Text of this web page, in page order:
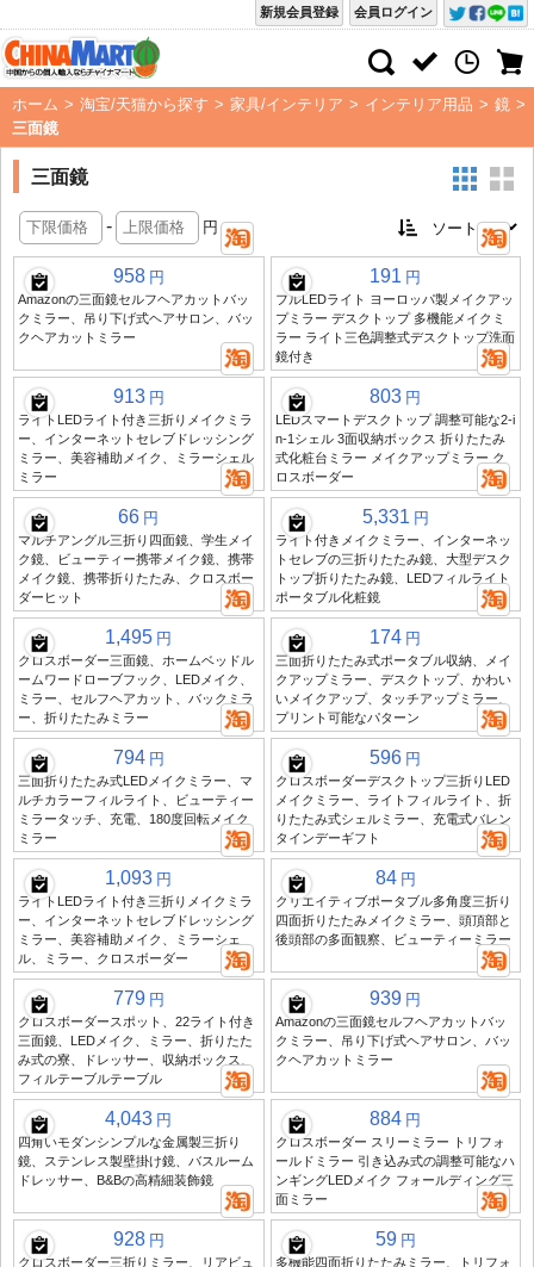
会員ログイン
新規会員登録
ホーム > 淘宝/天猫から探す > 家具/インテリア > インテリア用品 > 鏡 >
三面鏡
三面鏡
- 円
958 円
Amazonの三面鏡セルフヘアカットバッ
クミラー、吊り下げ式ヘアサロン、バッ
クヘアカットミラー
191 円
フルLEDライト ヨーロッパ製メイクアッ
プミラー デスクトップ 多機能メイクミ
ラー ライト三色調整式デスクトップ洗面
鏡付き
913 円
ライトLEDライト付き三折りメイクミラ
ー、インターネットセレブドレッシング
ミラー、美容補助メイク、ミラーシェル
ミラー
803 円
LEDスマートデスクトップ 調整可能な2-i
n-1シェル 3面収納ボックス 折りたたみ
式化粧台ミラー メイクアップミラー ク
ロスボーダー
66 円
マルチアングル三折り四面鏡、学生メイ
ク鏡、ビューティー携帯メイク鏡、携帯
メイク鏡、携帯折りたたみ、クロスボー
ダーヒット
5,331 円
ライト付きメイクミラー、インターネッ
トセレブの三折りたたみ鏡、大型デスク
トップ折りたたみ鏡、LEDフィルライト
ポータブル化粧鏡
1,495 円
クロスボーダー三面鏡、ホームベッドル
ームワードローブフック、LEDメイク、
ミラー、セルフヘアカット、バックミラ
ー、折りたたみミラー
174 円
三面折りたたみ式ポータブル収納、メイ
クアップミラー、デスクトップ、かわい
いメイクアップ、タッチアップミラー、
プリント可能なパターン
794 円
三面折りたたみ式LEDメイクミラー、マ
ルチカラーフィルライト、ビューティー
ミラータッチ、充電、180度回転メイク
ミラー
596 円
クロスボーダーデスクトップ三折りLED
メイクミラー、ライトフィルライト、折
りたたみ式シェルミラー、充電式バレン
タインデーギフト
1,093 円
ライトLEDライト付き三折りメイクミラ
ー、インターネットセレブドレッシング
ミラー、美容補助メイク、ミラーシェ
ル、ミラー、クロスボーダー
84 円
クリエイティブポータブル多角度三折り
四面折りたたみメイクミラー、頭頂部と
後頭部の多面観察、ビューティーミラー
779 円
クロスボーダースポット、22ライト付き
三面鏡、LEDメイク、ミラー、折りたた
み式の寮、ドレッサー、収納ボックス、
フィルテーブルテーブル
939 円
Amazonの三面鏡セルフヘアカットバッ
クミラー、吊り下げ式ヘアサロン、バッ
クヘアカットミラー
4,043 円
四角いモダンシンプルな金属製三折り
鏡、ステンレス製壁掛け鏡、バスルーム
ドレッサー、B&Bの高精細装飾鏡
884 円
クロスボーダー スリーミラー トリフォ
ールドミラー 引き込み式の調整可能なハ
ンギングLEDメイク フォールディング三
面ミラー
928 円
クロスボーダー三折りミラー、リアビュ
59 円
多機能四面折りたたみミラー、トリフォ